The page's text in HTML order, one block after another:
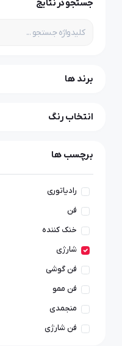
جستجو در نتایج
برند ها
انتخاب رنگ
برچسب ها
رادیاتوری
فن
خنک کننده
شارژی
فن گوشی
فن ممو
منجمدی
فن شارژی